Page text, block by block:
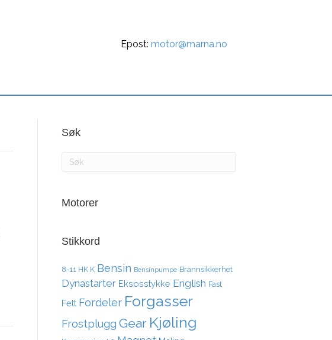
Epost: motor@marna.no
Søk
Motorer
Stikkord
8-11 HK K Bensin Bensinpumpe Brannsikkerhet
Dynastarter Eksosstykke English Fast
Fett Fordeler Forgasser
Frostplugg Gear Kjøling